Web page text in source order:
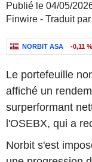
Publié le 04/05/
Finwire - Traduit
NORBIT ASA -0,11 %
Le portefeuille
affiché un
surperformant
l'OSEBX, qui a
Norbit s'est